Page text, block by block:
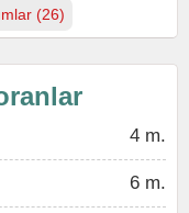
(26)
4 m.
6 m.